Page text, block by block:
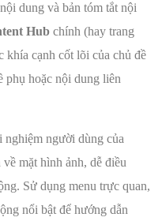
dung và bản tóm tắt nội
Hub chính (hay trang
khía cạnh cốt lõi của chủ đề
phụ hoặc nội dung liên
người dùng của
mặt hình ảnh, dễ điều
Sử dụng menu trực quan,
nổi bật để hướng dẫn